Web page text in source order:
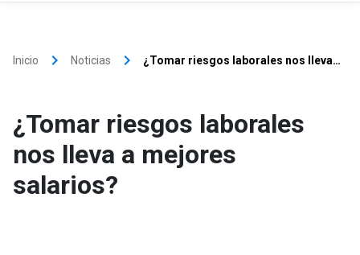
Inicio keyboard_arrow_right Noticias keyboard_arrow_right ¿Tomar riesgos laborales nos lleva a mejores salarios?
¿Tomar riesgos laborales
nos lleva a mejores
salarios?